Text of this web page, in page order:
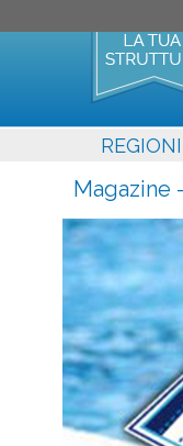
REGIONI
Magazine